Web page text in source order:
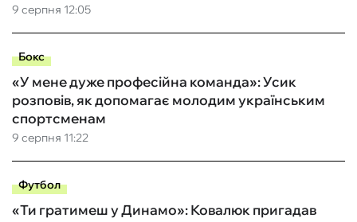
9 серпня 12:05
Бокс
9 серпня 11:22
«У мене дуже професійна команда»: Усик
розповів, як допомагає молодим українським
спортсменам
Футбол
«Ти гратимеш у Динамо»: Ковалюк пригадав